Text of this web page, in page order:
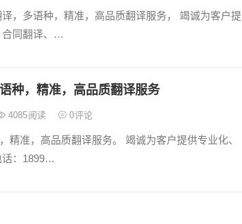
，多语种，精准，高品质翻译服务， 竭诚为客户提
合同翻译、…
种，精准，高品质翻译服务
4085阅读 0评论
精准，高品质翻译服务。 竭诚为客户提供专业化、
话：1899…